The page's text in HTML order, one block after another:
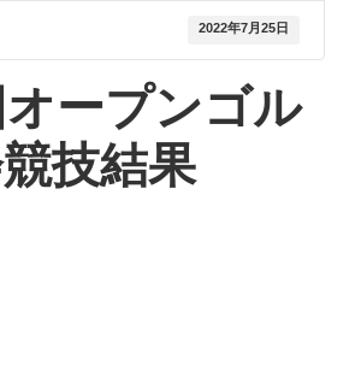
2022年7月25日
ープンゴル
技結果